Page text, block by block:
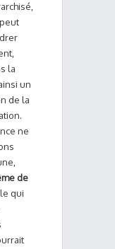
la
un
de la
ne
de
qui